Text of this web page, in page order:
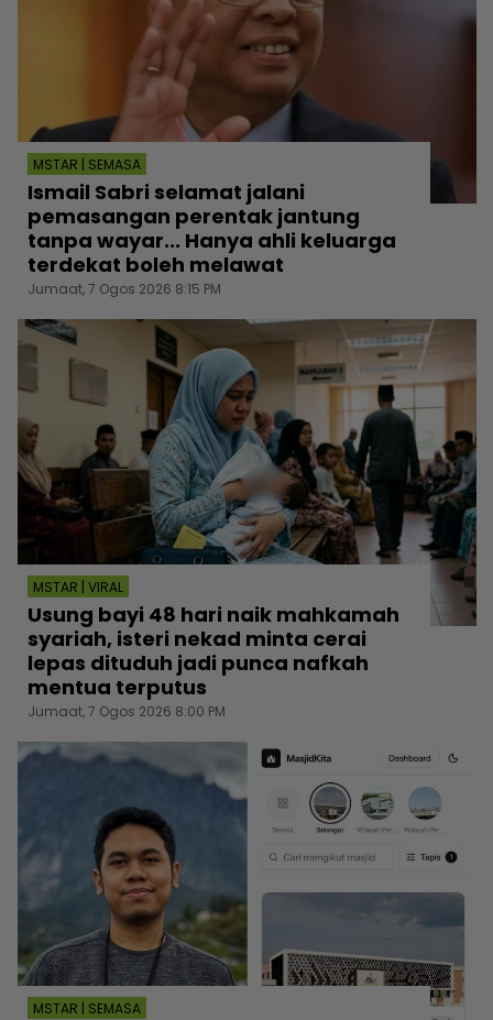
MSTAR | SEMASA
Ismail Sabri selamat jalani
pemasangan perentak jantung
tanpa wayar... Hanya ahli keluarga
terdekat boleh melawat
Jumaat, 7 Ogos 2026 8:15 PM
MSTAR | VIRAL
Usung bayi 48 hari naik mahkamah
syariah, isteri nekad minta cerai
lepas dituduh jadi punca nafkah
mentua terputus
Jumaat, 7 Ogos 2026 8:00 PM
MSTAR | SEMASA